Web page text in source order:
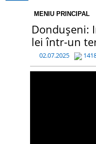
MENIU PRINCIPAL
Dondușeni:
lei într-un
02.07.2025